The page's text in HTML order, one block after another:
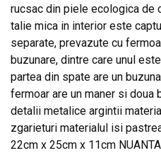
rucsac din piele ecologica de
talie mica in interior este
separate, prevazute cu
buzunare, dintre care unul
partea din spate are un
fermoar are un maner si doua
detalii metalice argintii
zgarieturi materialul isi
22cm x 25cm x 11cm